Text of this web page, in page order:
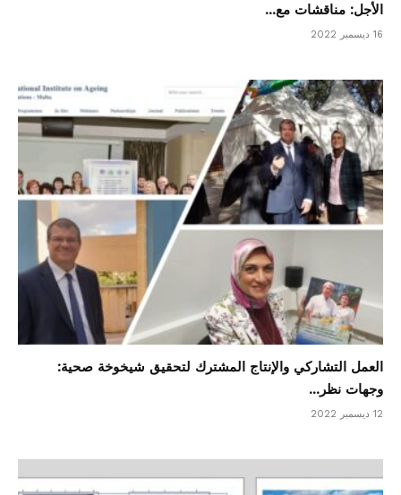
الأجل: مناقشات مع...
16 ديسمبر 2022
العمل التشاركي والإنتاج المشترك لتحقيق شيخوخة صحية:
وجهات نظر...
12 ديسمبر 2022